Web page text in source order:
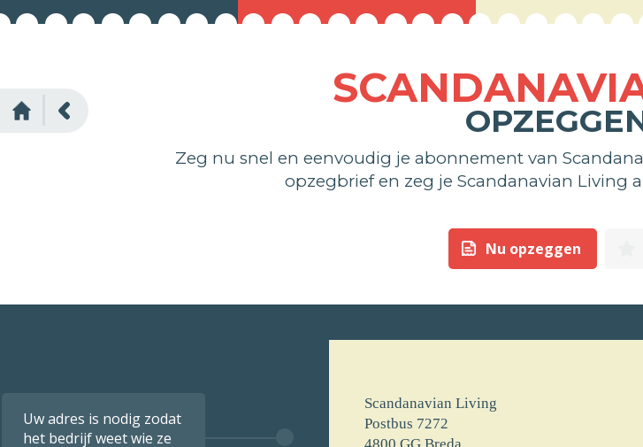
Zeg nu snel en eenvoudig je abonnement van
opzegbrief en zeg je Scandanavian Living
Nu opzeggen
Uw adres is nodig zodat
het bedrijf weet wie ze
Scandanavian Living
Postbus 7272